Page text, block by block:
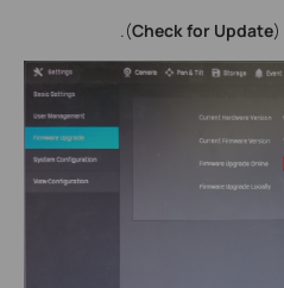
(
Check for Update
).